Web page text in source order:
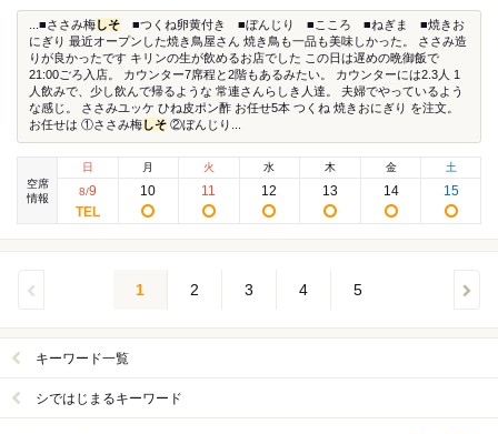
...■ささみ梅 しそ ■つくね卵黄付き ■ぼんじり ■こころ ■ねぎま ■焼きお
にぎり 最近オープンした焼き鳥屋さん 焼き鳥も一品も美味しかった。 ささみ造
りが良かったです キリンの生が飲めるお店でした この日は遅めの晩御飯で
21:00ごろ入店。 カウンター7席程と2階もあるみたい。 カウンターには2.3人 1
人飲みで、少し飲んで帰るような 常連さんらしき人達。 夫婦でやっているよう
な感じ。 ささみユッケ ひね皮ポン酢 お任せ5本 つくね 焼きおにぎり を注文。
お任せは ①ささみ梅 しそ ②ぼんじり...
空席
情報
日
8/9
月
10
火
11
水
12
木
13
金
14
土
15
1 2 3 4 5
キーワード一覧
シではじまるキーワード